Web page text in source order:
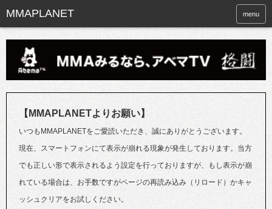
menu
【MMAPLANETよりお願い】
いつもMMAPLANETをご愛読いただき、誠にありがとうございます。
現在、スマートフォンにて表示が崩れる現象が発生しております。当方
でも正しい形で表示されるよう設定を行っておりますが、もし表示が崩
れている場合は、お手数ですがページの再読み込み（リロード）かキャ
ッシュクリアをお試しください。